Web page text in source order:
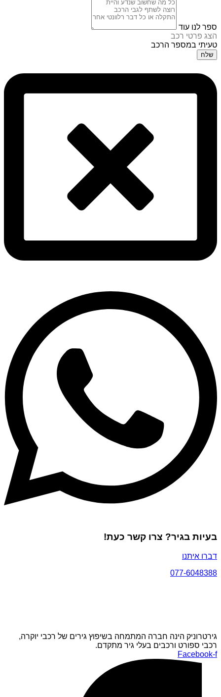
ספר לנו עוד
הצג פרטי רכב
טעיתי במספר הרכב
שלח
בעיות בגיר? צרו קשר כעת!
דברו איתנו
077-6048388
גירטרוניק הינה חברה המתמחה בשיפוץ גירים של רכבי יוקרה,
רכבי ספורט ורכבים בעלי גיר מתקדם.
Facebook-f